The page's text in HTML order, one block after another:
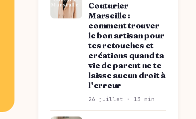
Couturier
Marseille :
comment trouver
le bon artisan pour
tes retouches et
créations quand ta
vie de parent ne te
laisse aucun droit à
l’erreur
26 juillet · 13 min